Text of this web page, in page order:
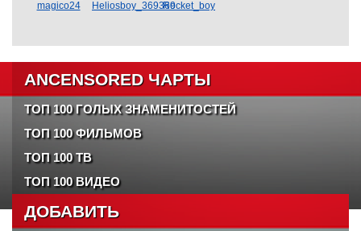
magico24 Heliosboy_369369Rocket_boy
ANCENSORED ЧАРТЫ
ТОП 100 ГОЛЫХ ЗНАМЕНИТОСТЕЙ
ТОП 100 ФИЛЬМОВ
ТОП 100 ТВ
ТОП 100 ВИДЕО
ДОБАВИТЬ